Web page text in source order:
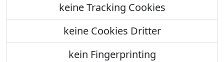
keine Tracking Cookies
keine Cookies Dritter
kein Fingerprinting